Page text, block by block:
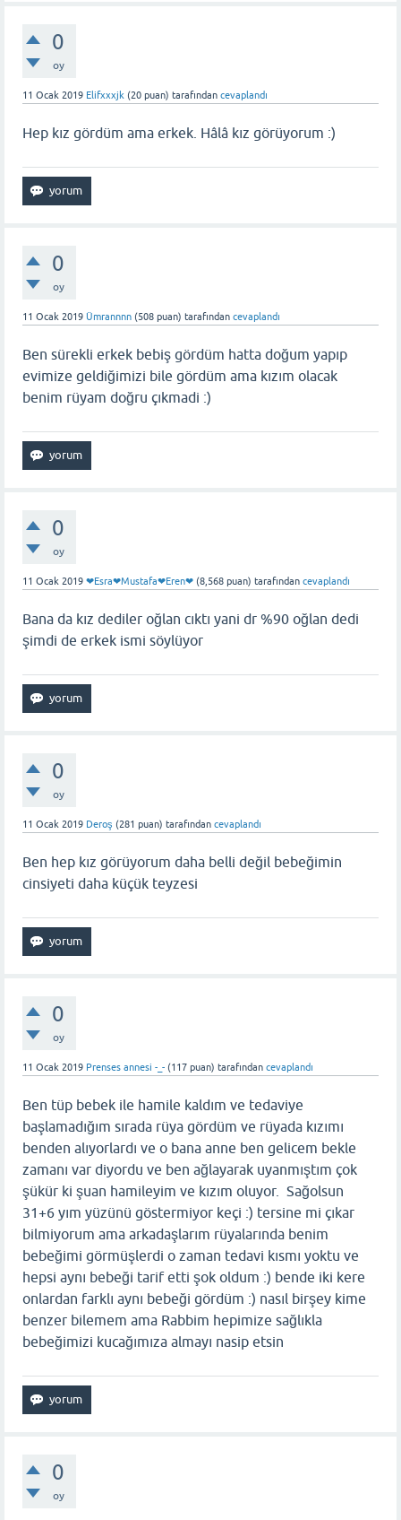
0
oy
11 Ocak 2019 Elifxxxjk (20 puan) tarafından cevaplandı
Hep kız gördüm ama erkek. Hâlâ kız görüyorum :)
0
oy
11 Ocak 2019 Ümrannnn (508 puan) tarafından cevaplandı
Ben sürekli erkek bebiş gördüm hatta doğum yapıp
evimize geldiğimizi bile gördüm ama kızım olacak
benim rüyam doğru çıkmadi :)
0
oy
11 Ocak 2019 ❤Esra❤Mustafa❤Eren❤ (8,568 puan) tarafından cevaplandı
Bana da kız dediler oğlan cıktı yani dr %90 oğlan dedi
şimdi de erkek ismi söylüyor
0
oy
11 Ocak 2019 Deroş (281 puan) tarafından cevaplandı
Ben hep kız görüyorum daha belli değil bebeğimin
cinsiyeti daha küçük teyzesi
0
oy
11 Ocak 2019 Prenses annesi -_- (117 puan) tarafından cevaplandı
Ben tüp bebek ile hamile kaldım ve tedaviye
başlamadığım sırada rüya gördüm ve rüyada kızımı
benden alıyorlardı ve o bana anne ben gelicem bekle
zamanı var diyordu ve ben ağlayarak uyanmıştım çok
şükür ki şuan hamileyim ve kızım oluyor. Sağolsun
31+6 yım yüzünü göstermiyor keçi :) tersine mi çıkar
bilmiyorum ama arkadaşlarım rüyalarında benim
bebeğimi görmüşlerdi o zaman tedavi kısmı yoktu ve
hepsi aynı bebeği tarif etti şok oldum :) bende iki kere
onlardan farklı aynı bebeği gördüm :) nasıl birşey kime
benzer bilemem ama Rabbim hepimize sağlıkla
bebeğimizi kucağımıza almayı nasip etsin
0
oy